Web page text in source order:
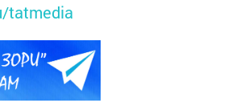
tatmedia